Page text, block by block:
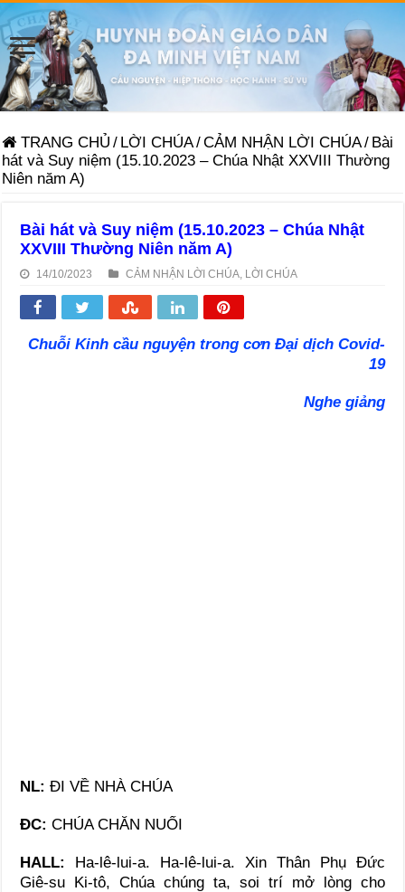
TRANG CHỦ / LỜI CHÚA/CẢM NHẬN LỜI CHÚA/ Bài
hát và Suy niệm (15.10.2023 – Chúa Nhật XXVIII Thường
Niên năm A)
Bài hát và Suy niệm (15.10.2023 – Chúa Nhật
XXVIII Thường Niên năm A)
14/10/2023 CẢM NHẬN LỜI CHÚA LỜI CHÚA
Chuỗi Kinh cầu nguyện trong cơn Đại dịch Covid-
19
Nghe giảng
NL:ĐI VỀ NHÀ CHÚA
ĐC: CHÚA CHĂN NUỐI
HALL: Ha-lê-lui-a. Ha-lê-lui-a. Xin Thân Phụ Đức
Giê-su Ki-tô, Chúa chúng ta, soi trí mở lòng cho